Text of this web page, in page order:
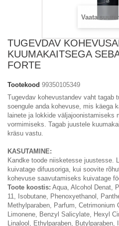
Vaata
TUGEVDAV
KUUMAKAITSEGA
FORTE
Tootekood 99350105349
Tugevdav kohevustandev vaht tagab
soengule anda kohevuse, mis käega
lainete ja lokkide väljajoonistamiseks
vormimiseks. Tagab juustele
kräsu vastu.
KASUTAMINE:
Kandke toode niisketesse juustesse.
kuivatage difuusoriga, kui soovite
kohevuse saavutamiseks kuivatage
Toote koostis: Aqua, Alcohol Denat,
11, Isobutane, Phenoxyethanol,
Methylparaben, Parfum, Cetrimonium
Limonene, Benzyl Salicylate, Hexyl
Linalool, Ethylparaben, Butylparaben,